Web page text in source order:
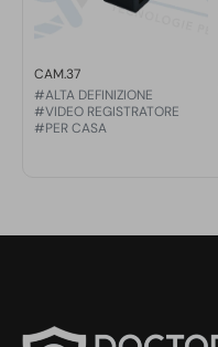
CAM.37
#ALTA DEFINIZIONE
#VIDEO REGISTRATORE
#PER CASA